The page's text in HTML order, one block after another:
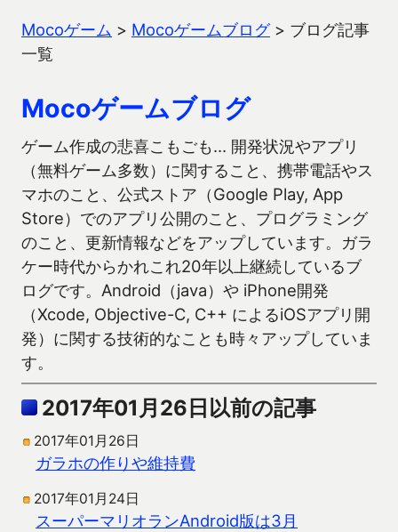
Mocoゲーム > Mocoゲームブログ> ブログ記事
一覧
Mocoゲームブログ
ゲーム作成の悲喜こもごも… 開発状況やアプリ
（無料ゲーム多数）に関すること、携帯電話やス
マホのこと、公式ストア（Google Play, App
Store）でのアプリ公開のこと、プログラミング
のこと、更新情報などをアップしています。ガラ
ケー時代からかれこれ20年以上継続しているブ
ログです。Android（java）や iPhone開発
（Xcode, Objective-C, C++ によるiOSアプリ開
発）に関する技術的なことも時々アップしていま
す。
2017年01月26日以前の記事
2017年01月26日
ガラホの作りや維持費
2017年01月24日
スーパーマリオランAndroid版は3月